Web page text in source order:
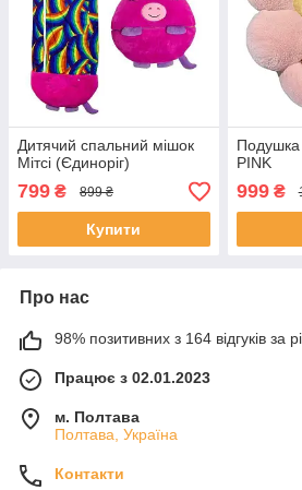
Дитячий спальний мішок
Мітсі (Єдиноріг)
799 ₴ 899 ₴
Купити
Подушка
PINK
999₴
Про нас
98% позитивних з 164 відгуків за
Працює з 02.01.2023
м. Полтава
Полтава, Україна
Контакти